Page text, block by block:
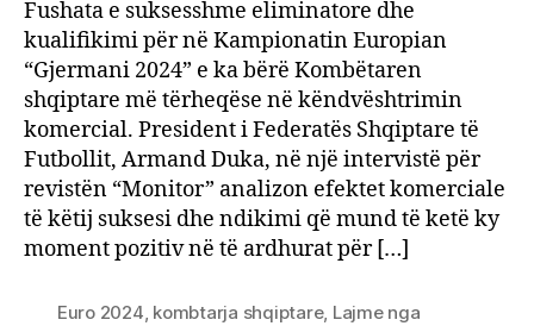
Fushata e suksesshme eliminatore dhe
kualifikimi për në Kampionatin Europian
“Gjermani 2024” e ka bërë Kombëtaren
shqiptare më tërheqëse në këndvështrimin
komercial. President i Federatës Shqiptare të
Futbollit, Armand Duka, në një intervistë për
revistën “Monitor” analizon efektet komerciale
të këtij suksesi dhe ndikimi që mund të ketë ky
moment pozitiv në të ardhurat për […]
Euro 2024, kombtarja shqiptare, Lajme nga